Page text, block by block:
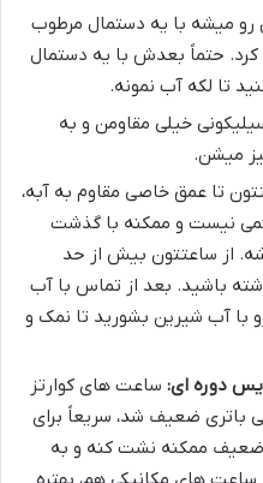
رو میشه با یه دستمال مرطوب
کرد. حتماً بعدش با یه دستمال
تا لکه آب نمونه.
خیلی مقاومن و به
میشن.
تا عمق خاصی مقاوم به آبه،
نیست و ممکنه با گذشت
از ساعتتون بیش از حد
باشید. بعد از تماس با آب
با آب شیرین بشورید تا نمک و
دوره ای: ساعت های کوارتز
باتری ضعیف شد، سریعاً برای
ضعیف ممکنه نشت کنه و به